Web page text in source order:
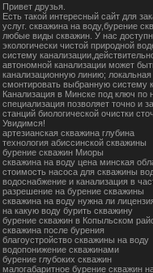
Привет друзья.
Есть такой интересный сайт для
услуг. скважина на воду,бурение
любые виды скважин. У нас
экологически чистой природной
систему
автономной канализации может
канализационную линию;
смонтировать выбранную систему
Канализация в Минске под ключ по
специализация позволяет точно и
станций биологической очистки
Увидимся!
артезианская скважина глубина
технология абиссинской скважины
бурение скважин Миоры
скважина на воду цена минская
стоимость насоса для скважины
водоснабжение и канализация в
разрешение на бурение скважины
скважина на воду нужна ли
на какую воду бурить скважину
бурение скважин в Копыльском
скважина после бурения
благоустройство скважины на воду
водопонижение скважинами
бурение глубоких скважин
малогабаритное бурение скважин